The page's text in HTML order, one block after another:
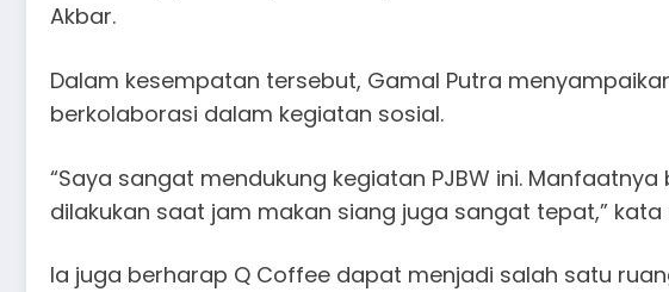
Akbar.
Dalam kesempatan tersebut, Gamal Putra
berkolaborasi dalam kegiatan sosial.
“Saya sangat mendukung kegiatan PJBW ini.
dilakukan saat jam makan siang juga sangat tepat,” kata
Ia juga berharap Q Coffee dapat menjadi salah satu